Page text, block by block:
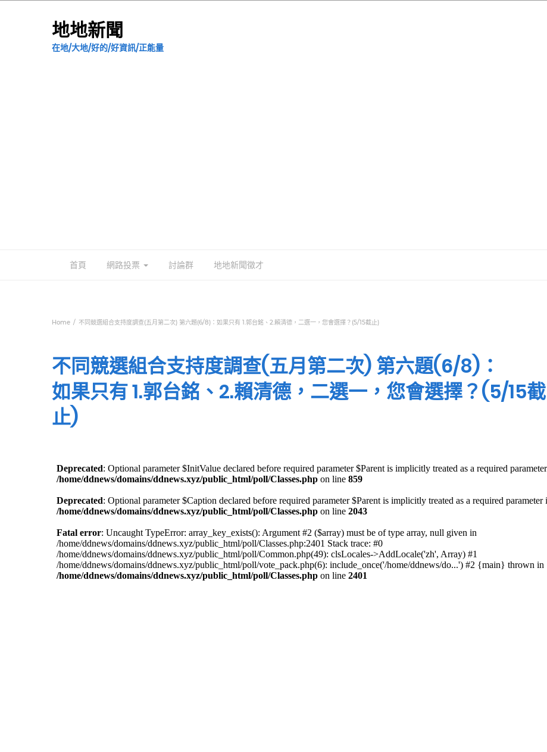
地地新聞
在地/大地/好的/好資訊/正能量
首頁 網路投票 討論群 地地新聞徵才
Home 不同競選組合支持度調查(五月第二次) 第六題(6/8)：如果只有 1.郭台銘、2.賴清德，二選一，您會選擇？(5/15截止)
不同競選組合支持度調查(五月第二次) 第六題(6/8)：
如果只有 1.郭台銘、2.賴清德，二選一，您會選擇？(5/15截
止)